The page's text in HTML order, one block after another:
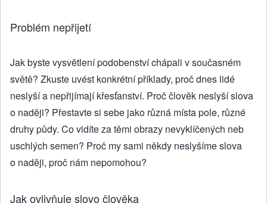
Problém nepřijetí
Jak byste vysvětlení podobenství chápali v současném
světě? Zkuste uvést konkrétní příklady, proč dnes lidé
neslyší a nepřijímají křesťanství. Proč člověk neslyší slova
o naději? Přestavte si sebe jako různá místa pole, různé
druhy půdy. Co vidíte za těmi obrazy nevyklíčených neb
uschlých semen? Proč my sami někdy neslyšíme slova
o naději, proč nám nepomohou?
Jak ovlivňuje slovo člověka